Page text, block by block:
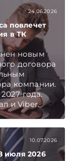
и иных
и Viber.
раньше,
24.06.2026
повлечет
в ТК
новым
договора
компании.
года.
и Viber.
раньше,
10.07.2026
июля 2026